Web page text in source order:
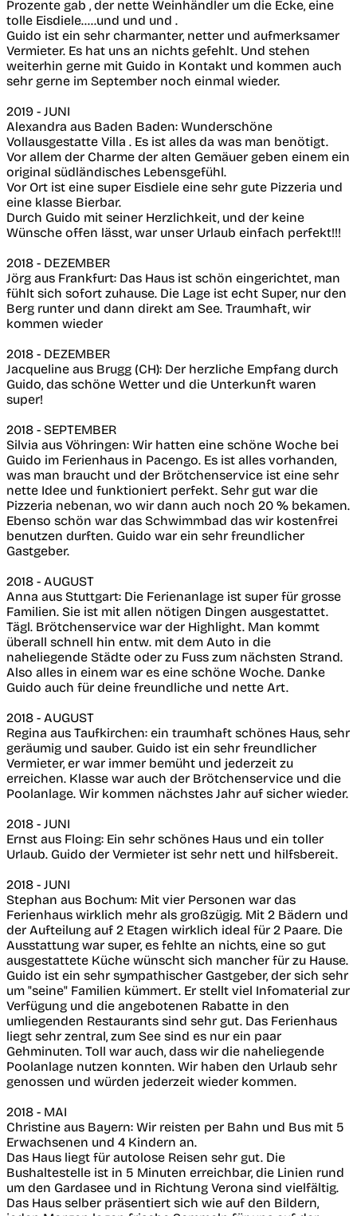
Prozente gab , der nette Weinhändler um die Ecke, eine
tolle Eisdiele.....und und und .
Guido ist ein sehr charmanter, netter und aufmerksamer
Vermieter. Es hat uns an nichts gefehlt. Und stehen
weiterhin gerne mit Guido in Kontakt und kommen auch
sehr gerne im September noch einmal wieder.
2019 - JUNI
Alexandra aus Baden Baden: Wunderschöne
Vollausgestatte Villa . Es ist alles da was man benötigt.
Vor allem der Charme der alten Gemäuer geben einem ein
original südländisches Lebensgefühl.
Vor Ort ist eine super Eisdiele eine sehr gute Pizzeria und
eine klasse Bierbar.
Durch Guido mit seiner Herzlichkeit, und der keine
Wünsche offen lässt, war unser Urlaub einfach perfekt!!!
2018 - DEZEMBER
Jörg aus Frankfurt: Das Haus ist schön eingerichtet, man
fühlt sich sofort zuhause. Die Lage ist echt Super, nur den
Berg runter und dann direkt am See. Traumhaft, wir
kommen wieder
2018 - DEZEMBER
Jacqueline aus Brugg (CH): Der herzliche Empfang durch
Guido, das schöne Wetter und die Unterkunft waren
super!
2018 - SEPTEMBER
Silvia aus Vöhringen: Wir hatten eine schöne Woche bei
Guido im Ferienhaus in Pacengo. Es ist alles vorhanden,
was man braucht und der Brötchenservice ist eine sehr
nette Idee und funktioniert perfekt. Sehr gut war die
Pizzeria nebenan, wo wir dann auch noch 20 % bekamen.
Ebenso schön war das Schwimmbad das wir kostenfrei
benutzen durften. Guido war ein sehr freundlicher
Gastgeber.
2018 - AUGUST
Anna aus Stuttgart: Die Ferienanlage ist super für grosse
Familien. Sie ist mit allen nötigen Dingen ausgestattet.
Tägl. Brötchenservice war der Highlight. Man kommt
überall schnell hin entw. mit dem Auto in die
naheliegende Städte oder zu Fuss zum nächsten Strand.
Also alles in einem war es eine schöne Woche. Danke
Guido auch für deine freundliche und nette Art.
2018 - AUGUST
Regina aus Taufkirchen: ein traumhaft schönes Haus, sehr
geräumig und sauber. Guido ist ein sehr freundlicher
Vermieter, er war immer bemüht und jederzeit zu
erreichen. Klasse war auch der Brötchenservice und die
Poolanlage. Wir kommen nächstes Jahr auf sicher wieder.
2018 - JUNI
Ernst aus Floing: Ein sehr schönes Haus und ein toller
Urlaub. Guido der Vermieter ist sehr nett und hilfsbereit.
2018 - JUNI
Stephan aus Bochum: Mit vier Personen war das
Ferienhaus wirklich mehr als großzügig. Mit 2 Bädern und
der Aufteilung auf 2 Etagen wirklich ideal für 2 Paare. Die
Ausstattung war super, es fehlte an nichts, eine so gut
ausgestattete Küche wünscht sich mancher für zu Hause.
Guido ist ein sehr sympathischer Gastgeber, der sich sehr
um "seine" Familien kümmert. Er stellt viel Infomaterial zur
Verfügung und die angebotenen Rabatte in den
umliegenden Restaurants sind sehr gut. Das Ferienhaus
liegt sehr zentral, zum See sind es nur ein paar
Gehminuten. Toll war auch, dass wir die naheliegende
Poolanlage nutzen konnten. Wir haben den Urlaub sehr
genossen und würden jederzeit wieder kommen.
2018 - MAI
Christine aus Bayern: Wir reisten per Bahn und Bus mit 5
Erwachsenen und 4 Kindern an.
Das Haus liegt für autolose Reisen sehr gut. Die
Bushaltestelle ist in 5 Minuten erreichbar, die Linien rund
um den Gardasee und in Richtung Verona sind vielfältig.
Das Haus selber präsentiert sich wie auf den Bildern,